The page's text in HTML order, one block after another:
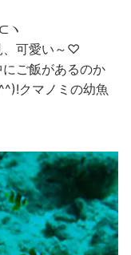
ヽ
、可愛い～♡
ご飯があるのか
クマノミの幼魚